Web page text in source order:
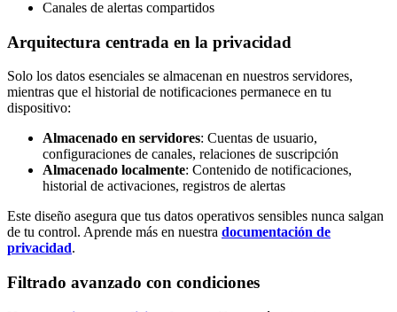
Canales de alertas compartidos
Arquitectura centrada en la privacidad
Solo los datos esenciales se almacenan en nuestros servidores,
mientras que el historial de notificaciones permanece en tu
dispositivo:
Almacenado en servidores: Cuentas de usuario,
configuraciones de canales, relaciones de suscripción
Almacenado localmente: Contenido de notificaciones,
historial de activaciones, registros de alertas
Este diseño asegura que tus datos operativos sensibles nunca salgan
de tu control. Aprende más en nuestra documentación de
privacidad.
Filtrado avanzado con condiciones